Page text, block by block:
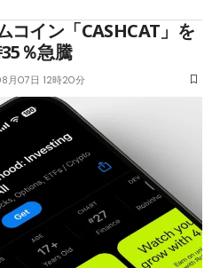
コイン「CASHCAT」を
％急騰
月07日 12時20分